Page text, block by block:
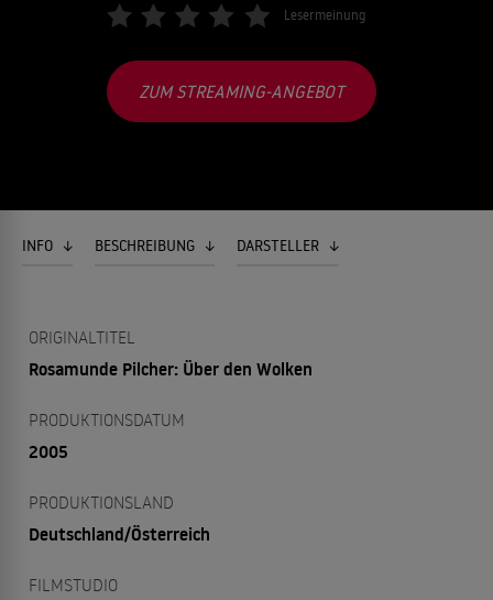
Lesermeinung
ZUM STREAMING-ANGEBOT
INFO BESCHREIBUNG DARSTELLER
ORIGINALTITEL
Rosamunde Pilcher: Über den Wolken
PRODUKTIONSDATUM
2005
PRODUKTIONSLAND
Deutschland/Österreich
FILMSTUDIO